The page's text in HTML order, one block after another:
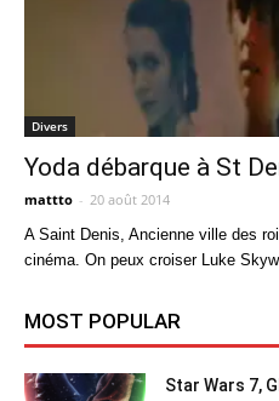
Divers
Yoda débarque à St
mattto - 20 août 2014
A Saint Denis, Ancienne ville des
cinéma. On peux croiser Luke
MOST POPULAR
Star Wars 7,